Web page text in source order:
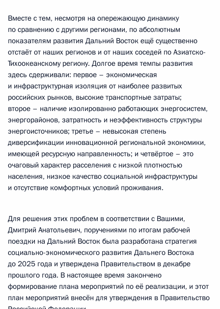
Вместе с тем, несмотря на опережающую динамику
по сравнению с другими регионами, по абсолютным
показателям развития Дальний Восток ещё существенно
отстаёт от наших регионов и от наших соседей по Азиатско-
Тихоокеанскому региону. Долгое время темпы развития
здесь сдерживали: первое – экономическая
и инфраструктурная изоляция от наиболее развитых
российских рынков, высокие транспортные затраты;
второе – наличие изолированно работающих энергосистем,
энергорайонов, затратность и неэффективность структуры
энергоисточников; третье – невысокая степень
диверсификации инновационной региональной экономики,
имеющей ресурсную направленность; и четвёртое – это
очаговый характер расселения с низкой плотностью
населения, низкое качество социальной инфраструктуры
и отсутствие комфортных условий проживания.
Для решения этих проблем в соответствии с Вашими,
Дмитрий Анатольевич, поручениями по итогам рабочей
поездки на Дальний Восток была разработана стратегия
социально-экономического развития Дальнего Востока
до 2025 года и утверждена Правительством в декабре
прошлого года. В настоящее время закончено
формирование плана мероприятий по её реализации, и этот
план мероприятий внесён для утверждения в Правительство